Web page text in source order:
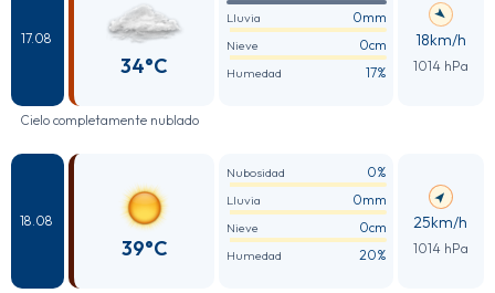
17.08
34°C
Lluvia 0mm
Nieve 0cm
Humedad 17%
18km/h
1014 hPa
Cielo completamente nublado
18.08
39°C
Nubosidad 0%
Lluvia 0mm
Nieve 0cm
Humedad 20%
25km/h
1014 hPa